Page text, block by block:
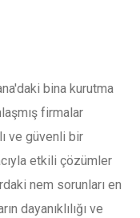
bina kurutma
firmalar
ve güvenli bir
etkili çözümler
nem sorunları en
dayanıklılığı ve